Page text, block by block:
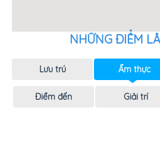
NHỮNG ĐIỂM
Lưu trú Ẩm thực
Điểm đến Giải trí